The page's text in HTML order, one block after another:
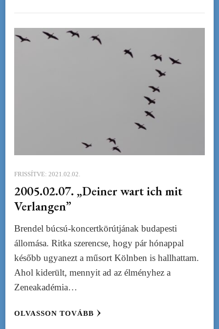
FRISSÍTVE: 2021.02.02.
2005.02.07. „Deiner wart ich mit
Verlangen”
Brendel búcsú-koncertkörútjának budapesti
állomása. Ritka szerencse, hogy pár hónappal
később ugyanezt a műsort Kölnben is hallhattam.
Ahol kiderült, mennyit ad az élményhez a
Zeneakadémia…
OLVASSON TOVÁBB